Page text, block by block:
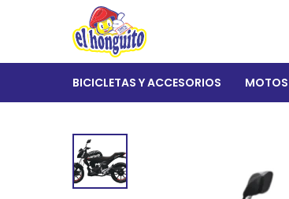
BICICLETAS Y ACCESORIOS MOTOS